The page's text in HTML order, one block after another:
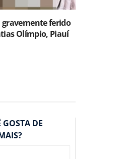
ferido
Olímpio, Piauí
DE